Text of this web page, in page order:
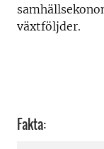
växtföljder.
Fakta: